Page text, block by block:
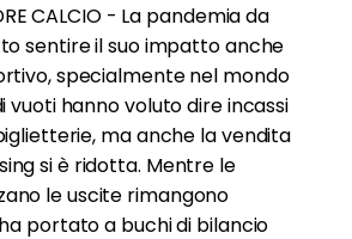
CALCIO - La pandemia da
sentire il suo impatto anche
specialmente nel mondo
vuoti hanno voluto dire incassi
ma anche la vendita
si è ridotta. Mentre le
le uscite rimangono
portato a buchi di bilancio